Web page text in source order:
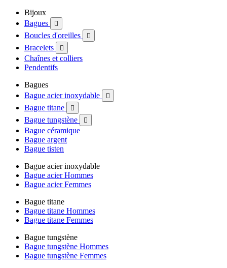
Bijoux
Bagues

Boucles d'oreilles 
Bracelets 
Chaînes et colliers
Pendentifs
Bagues
Bague acier inoxydable

Bague titane 
Bague tungstène 
Bague céramique
Bague argent
Bague tisten
Bague acier inoxydable
Bague acier Hommes
Bague acier Femmes
Bague titane
Bague titane Hommes
Bague titane Femmes
Bague tungstène
Bague tungstène Hommes
Bague tungstène Femmes